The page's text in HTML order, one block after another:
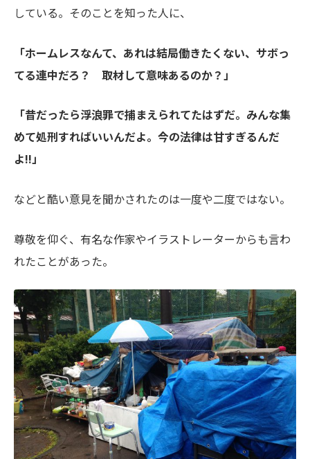
している。そのことを知った人に、
「ホームレスなんて、あれは結局働きたくない、サボっ
てる連中だろ？ 取材して意味あるのか？」
「昔だったら浮浪罪で捕まえられてたはずだ。みんな集
めて処刑すればいいんだよ。今の法律は甘すぎるんだ
よ!!」
などと酷い意見を聞かされたのは一度や二度ではない。
尊敬を仰ぐ、有名な作家やイラストレーターからも言わ
れたことがあった。